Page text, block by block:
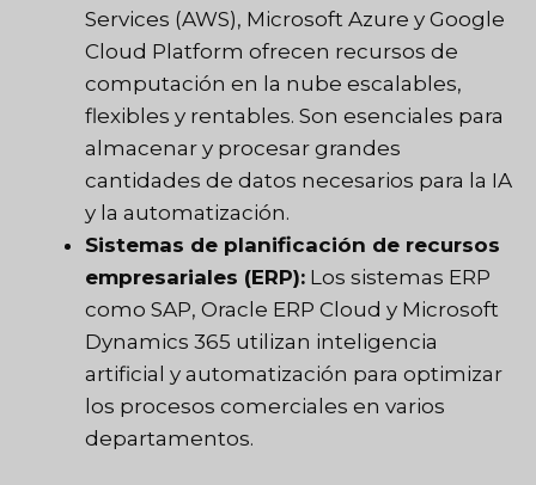
Services (AWS), Microsoft Azure y Google
Cloud Platform ofrecen recursos de
computación en la nube escalables,
flexibles y rentables. Son esenciales para
almacenar y procesar grandes
cantidades de datos necesarios para la IA
y la automatización.
Sistemas de planificación de recursos
empresariales (ERP): Los sistemas ERP
como SAP, Oracle ERP Cloud y Microsoft
Dynamics 365 utilizan inteligencia
artificial y automatización para optimizar
los procesos comerciales en varios
departamentos.